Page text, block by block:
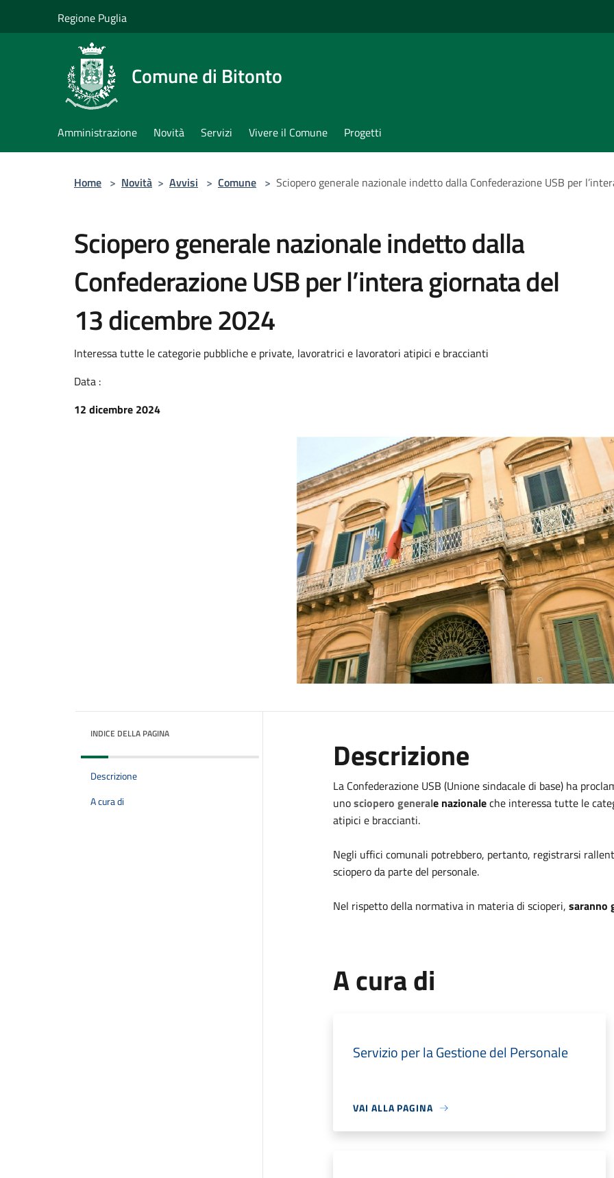
Regione Puglia
Comune di Bitonto
Amministrazione Novità Servizi Vivere il Comune Progetti
Home > Novità > Avvisi > Comune > Sciopero generale nazionale indetto dalla Confederazione USB per
Sciopero generale nazionale indetto dalla
Confederazione USB per l’intera giornata del
13 dicembre 2024
Interessa tutte le categorie pubbliche e private, lavoratrici e lavoratori atipici e braccianti
Data :
12 dicembre 2024
INDICE DELLA PAGINA
Descrizione
A cura di
Descrizione
La Confederazione USB (Unione sindacale di base) ha
unosciopero generale nazionaleche interessa tutte le
atipici e braccianti.
Negli uffici comunali potrebbero, pertanto, registrarsi
sciopero da parte del personale.
Nel rispetto della normativa in materia di scioperi,saranno
A cura di
Servizio per la Gestione del Personale
VAI ALLA PAGINA